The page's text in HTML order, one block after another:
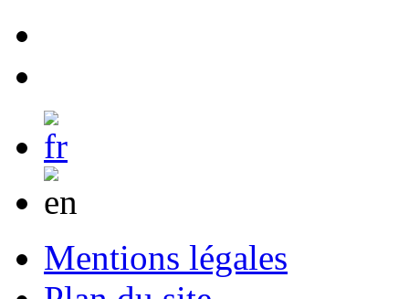
Mentions légales